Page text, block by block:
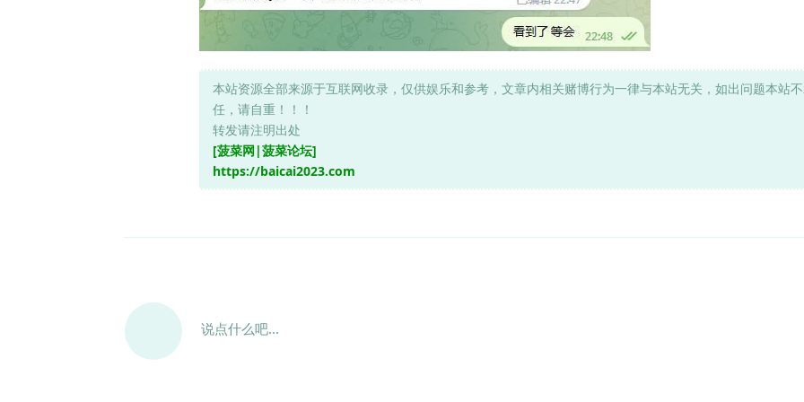
本站资源全部来源于互联网收录，仅供娱乐和参考，文章内相关赌博行为一律与本站无关，如出问题本站
任，请自重！！！
转发请注明出处
[菠菜网|菠菜论坛]
https://baicai2023.com
说点什么吧...